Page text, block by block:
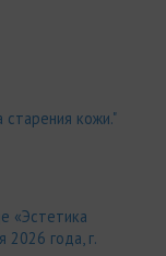
старения кожи."
«Эстетика
2026 года, г.